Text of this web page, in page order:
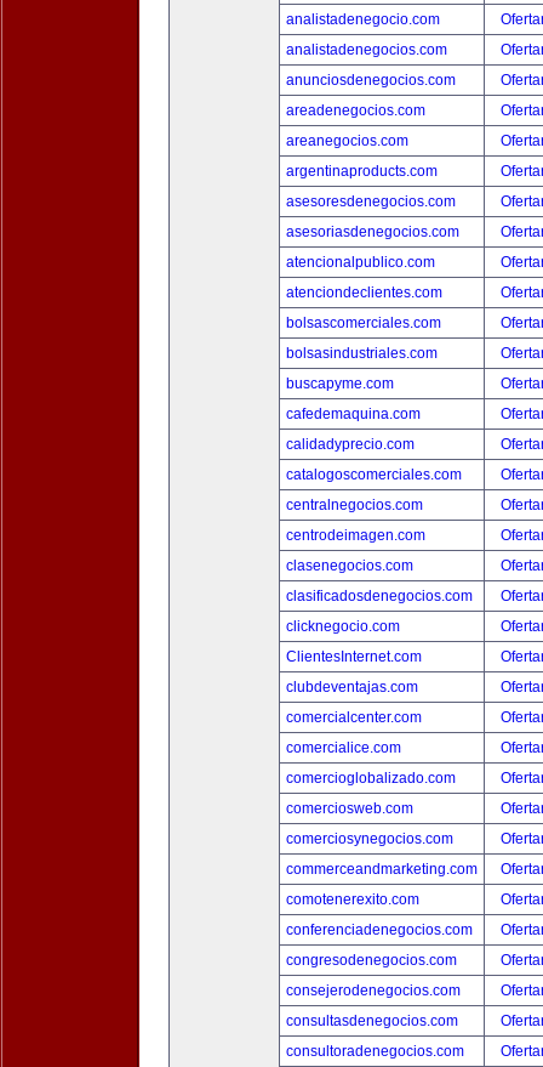
analistadenegocio.com
analistadenegocios.com
anunciosdenegocios.com
areadenegocios.com
areanegocios.com
argentinaproducts.com
asesoresdenegocios.com
asesoriasdenegocios.com
atencionalpublico.com
atenciondeclientes.com
bolsascomerciales.com
bolsasindustriales.com
buscapyme.com
cafedemaquina.com
calidadyprecio.com
catalogoscomerciales.com
centralnegocios.com
centrodeimagen.com
clasenegocios.com
clasificadosdenegocios.com
clicknegocio.com
ClientesInternet.com
clubdeventajas.com
comercialcenter.com
comercialice.com
comercioglobalizado.com
comerciosweb.com
comerciosynegocios.com
commerceandmarketing.com
comotenerexito.com
conferenciadenegocios.com
congresodenegocios.com
consejerodenegocios.com
consultasdenegocios.com
consultoradenegocios.com